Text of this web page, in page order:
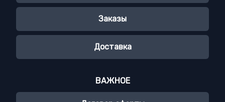
Заказы
Доставка
ВАЖНОЕ